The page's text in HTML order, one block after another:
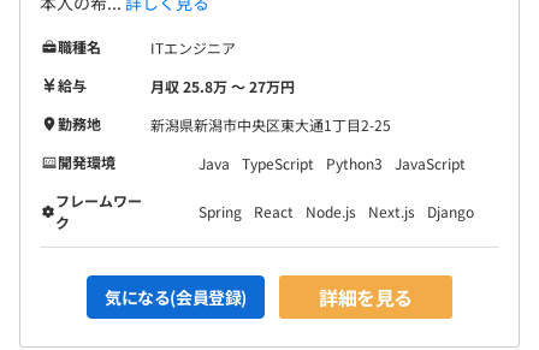
職種名
ITエンジニア
給与
月収 25.8万 〜 27万円
勤務地
新潟県新潟市中央区東大通1丁目2-25
開発環境
Java TypeScript Python3
JavaScript
フレームワー
ク
Spring React Node.js Next.js Django
気になる(会員登録) 詳細を見る